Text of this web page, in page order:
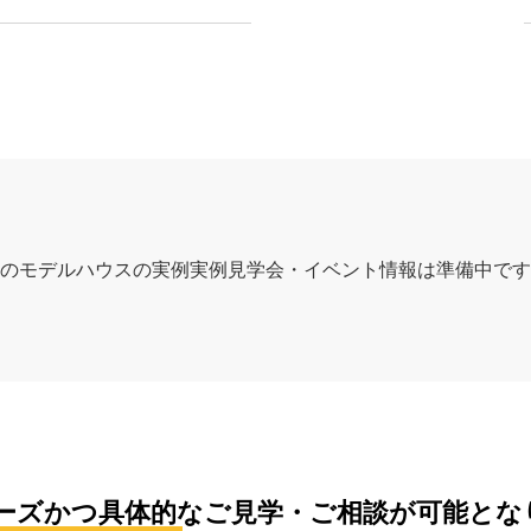
モデルハウスの実例実例見学会・イベント情報は準備中です
かつ具体的なご見学・ご相談が可能とな